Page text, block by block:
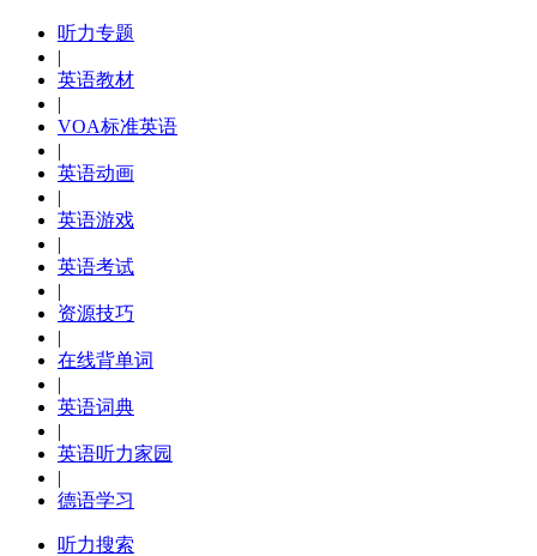
听力专题
|
英语教材
|
VOA标准英语
|
英语动画
|
英语游戏
|
英语考试
|
资源技巧
|
在线背单词
|
英语词典
|
英语听力家园
|
德语学习
听力搜索